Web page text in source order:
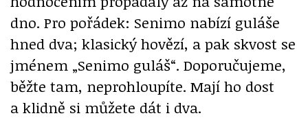
dno. Pro pořádek: Senimo nabízí guláše
hned dva; klasický hovězí, a pak skvost se
jménem „Senimo guláš“. Doporučujeme,
běžte tam, neprohloupíte. Mají ho dost
a klidně si můžete dát i dva.